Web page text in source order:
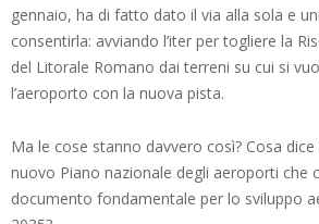
gennaio, ha di fatto dato il via alla sola e
consentirla: avviando l’iter per togliere la
del Litorale Romano dai terreni su cui si
l’aeroporto con la nuova pista.
Ma le cose stanno davvero così? Cosa dice
nuovo Piano nazionale degli aeroporti che
documento fondamentale per lo sviluppo